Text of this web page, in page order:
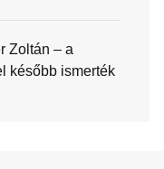
Zoltán – a
később ismerték